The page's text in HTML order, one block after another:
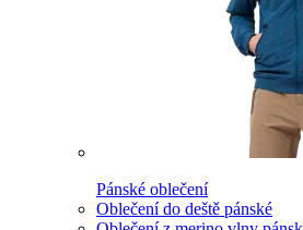
Pánské oblečení
Oblečení do deště pánské